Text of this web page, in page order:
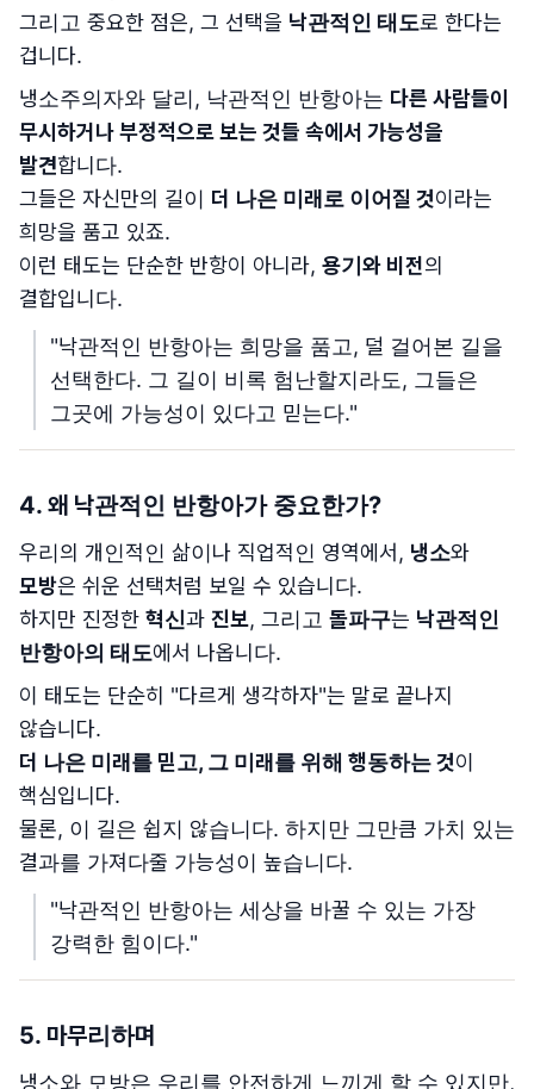
그리고 중요한 점은, 그 선택을 낙관적인 태도로 한다는
겁니다.
냉소주의자와 달리, 낙관적인 반항아는 다른 사람들이
무시하거나 부정적으로 보는 것들 속에서 가능성을
발견합니다.
그들은 자신만의 길이 더 나은 미래로 이어질 것이라는
희망을 품고 있죠.
이런 태도는 단순한 반항이 아니라, 용기와 비전의
결합입니다.
"낙관적인 반항아는 희망을 품고, 덜 걸어본 길을
선택한다. 그 길이 비록 험난할지라도, 그들은
그곳에 가능성이 있다고 믿는다."
4. 왜 낙관적인 반항아가 중요한가?
우리의 개인적인 삶이나 직업적인 영역에서, 냉소와
모방은 쉬운 선택처럼 보일 수 있습니다.
하지만 진정한 혁신과 진보, 그리고 돌파구는 낙관적인
반항아의 태도에서 나옵니다.
이 태도는 단순히 "다르게 생각하자"는 말로 끝나지
않습니다.
더 나은 미래를 믿고, 그 미래를 위해 행동하는 것이
핵심입니다.
물론, 이 길은 쉽지 않습니다. 하지만 그만큼 가치 있는
결과를 가져다줄 가능성이 높습니다.
"낙관적인 반항아는 세상을 바꿀 수 있는 가장
강력한 힘이다."
5. 마무리하며
냉소와 모방은 우리를 안전하게 느끼게 할 수 있지만,